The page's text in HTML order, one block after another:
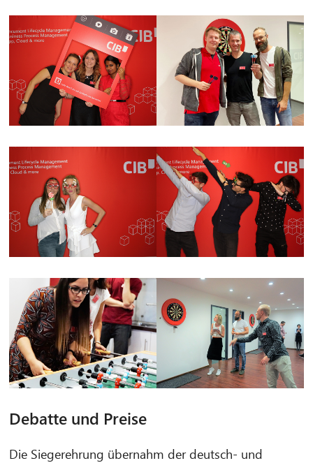
Debatte und Preise
Die Siegerehrung übernahm der deutsch- und